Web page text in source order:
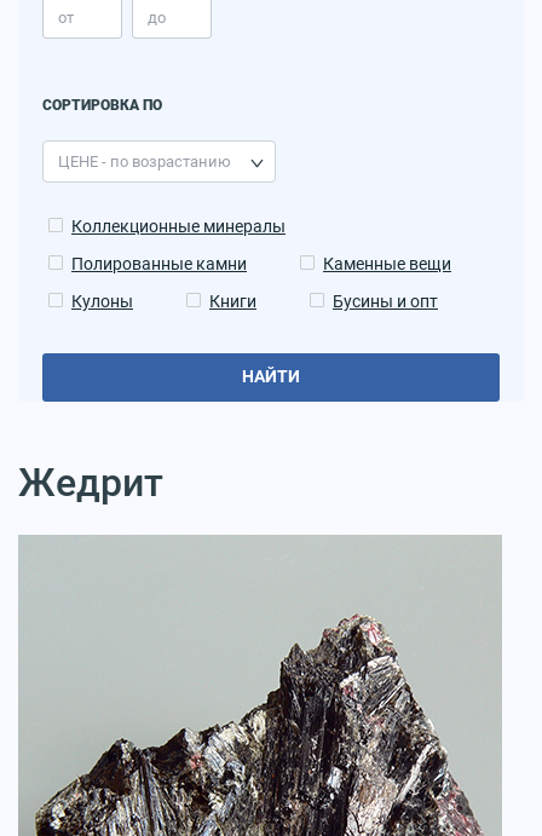
СОРТИРОВКА ПО
Коллекционные минералы
Полированные камни
Каменные вещи
Кулоны
Книги Бусины и опт
НАЙТИ
Жедрит